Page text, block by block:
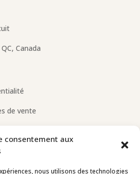
consentement aux
nous utilisons des technologies
Canada
de vente